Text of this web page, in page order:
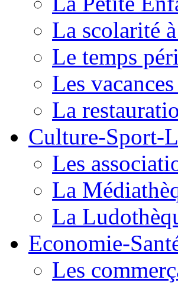
La scolarité
Le temps
Les
La
Culture-Sport-
Les
La
La
Economie-
Les